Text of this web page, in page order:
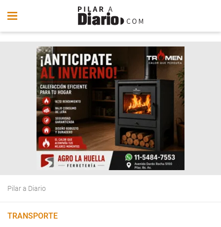
Pilar a Diario
TRANSPORTE